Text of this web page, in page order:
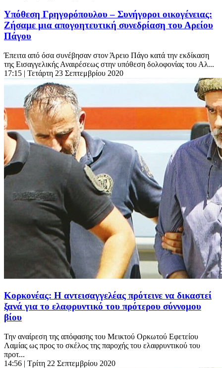
Υπόθεση Γρηγορόπουλου – Συνήγοροι οικογένειας:
Ζήσαμε μια απογοητευτική συνεδρίαση του Αρείου
Πάγου
Έπειτα από όσα συνέβησαν στον Άρειο Πάγο κατά την εκδίκαση
της Εισαγγελικής Αναιρέσεως στην υπόθεση δολοφονίας του Αλ...
17:15 | Τετάρτη 23 Σεπτεμβρίου 2020
Κορκονέας: Η αντεισαγγελέας πρότεινε να δικαστεί
ξανά για το ελαφρυντικό του πρότερου σύννομου
βίου
Την αναίρεση της απόφασης του Μεικτού Ορκωτού Εφετείου
Λαμίας ως προς το σκέλος της παροχής του ελαφρυντικού του
προτ...
14:56 | Τρίτη 22 Σεπτεμβρίου 2020